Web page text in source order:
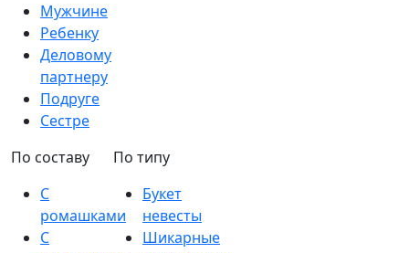
Мужчине
Ребенку
Деловому
партнеру
Подруге
Сестре
По составу
С
ромашками
С
По типу
Букет
невесты
Шикарные